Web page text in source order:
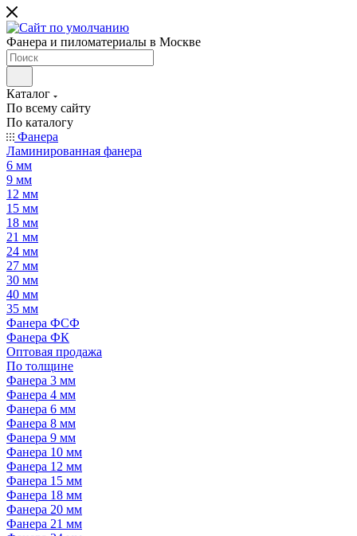
Фанера и пиломатериалы в Москве
Каталог
По всему сайту
По каталогу
Фанера
Ламинированная фанера
6 мм
9 мм
12 мм
15 мм
18 мм
21 мм
24 мм
27 мм
30 мм
40 мм
35 мм
Фанера ФСФ
Фанера ФК
Оптовая продажа
По толщине
Фанера 3 мм
Фанера 4 мм
Фанера 6 мм
Фанера 8 мм
Фанера 9 мм
Фанера 10 мм
Фанера 12 мм
Фанера 15 мм
Фанера 18 мм
Фанера 20 мм
Фанера 21 мм